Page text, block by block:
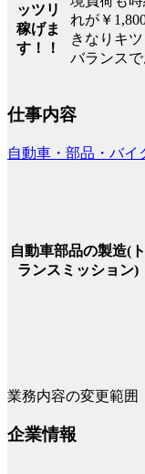
ッツリ
稼げま
す！！
れが￥
きなりキ
バランス
仕事内容
自動車・部品・バイ
自動車部品の製造(ト
ランスミッション)
業務内容の変更範囲
企業情報